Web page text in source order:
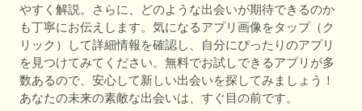
やすく解説。さらに、どのような出会いが期待できるのか
も丁寧にお伝えします。気になるアプリ画像をタップ（ク
リック）して詳細情報を確認し、自分にぴったりのアプリ
を見つけてみてください。無料でお試しできるアプリが多
数あるので、安心して新しい出会いを探してみましょう！
あなたの未来の素敵な出会いは、すぐ目の前です。